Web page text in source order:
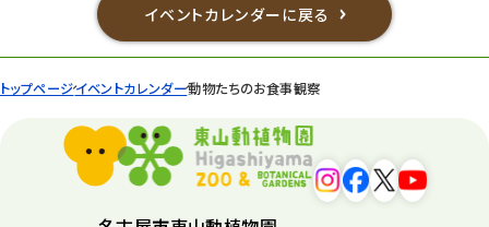
トップページイベントカレンダー動物たちのお食事観察
イベントカレンダーに戻る